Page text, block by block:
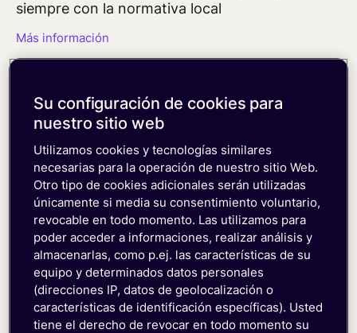
siempre con la normativa local
Más información
Su configuración de cookies para
nuestro sitio web
Utilizamos cookies y tecnologías similares
necesarias para la operación de nuestro sitio Web.
Otro tipo de cookies adicionales serán utilizadas
únicamente si media su consentimiento voluntario,
revocable en todo momento. Las utilizamos para
poder acceder a informaciones, realizar análisis y
almacenarlas, como p.ej. las características de su
equipo y determinados datos personales
(direcciones IP, datos de geolocalización o
características de identificación específicas). Usted
tiene el derecho de revocar en todo momento su